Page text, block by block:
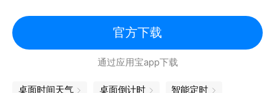
官方下载
通过应用宝app下载
桌面时间天气 桌面倒计时 智能定时